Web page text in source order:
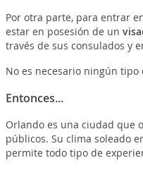
Por otra parte, para entrar
estar en posesión de un
través de sus consulados y
No es necesario ningún tipo
Entonces...
Orlando es una ciudad que
públicos. Su clima soleado
permite todo tipo de